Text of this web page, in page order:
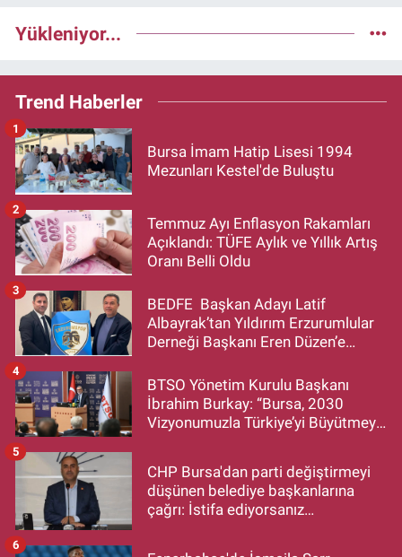
Yükleniyor...
Trend Haberler
Bursa İmam Hatip Lisesi 1994
Mezunları Kestel'de Buluştu
1
Temmuz Ayı Enflasyon Rakamları
Açıklandı: TÜFE Aylık ve Yıllık Artış
Oranı Belli Oldu
2
BEDFE Başkan Adayı Latif
Albayrak’tan Yıldırım Erzurumlular
Derneği Başkanı Eren Düzen’e
3
BTSO Yönetim Kurulu Başkanı
İbrahim Burkay: “Bursa, 2030
Vizyonumuzla Türkiye’yi Büyütmeye
4
CHP Bursa'dan parti değiştirmeyi
düşünen belediye başkanlarına
çağrı: İstifa ediyorsanız
5
6